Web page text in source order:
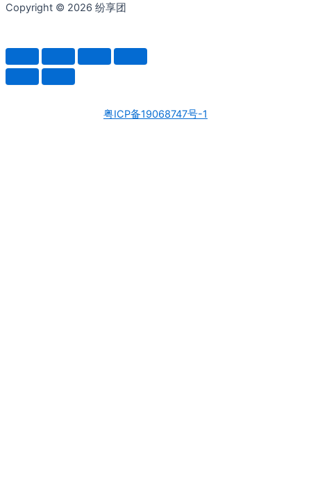
Copyright © 2026 纷享团
粤ICP备19068747号-1